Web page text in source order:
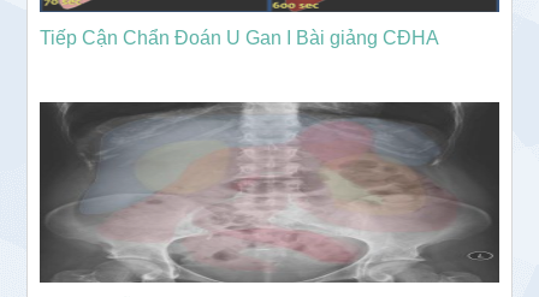
Tiếp Cận Chẩn Đoán U Gan I Bài giảng CĐHA